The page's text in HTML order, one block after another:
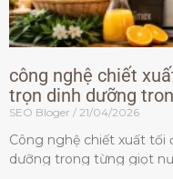
công nghệ chiết
trọn dinh dưỡng
SEO Bloger 21/04/2026
Công nghệ chiết xuất tối
dưỡng trong từng giọt